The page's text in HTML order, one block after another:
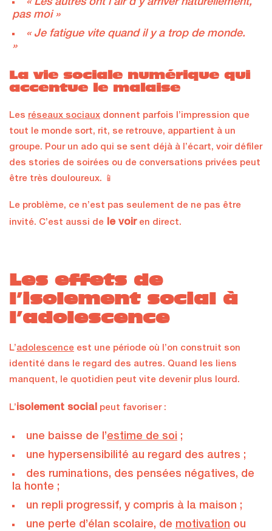
pas moi »
« Je fatigue vite quand il y a trop de monde.
»
La vie sociale numérique qui
accentue le malaise
Les réseaux sociaux donnent parfois l’impression que
tout le monde sort, rit, se retrouve, appartient à un
groupe. Pour un ado qui se sent déjà à l’écart, voir défiler
des stories de soirées ou de conversations privées peut
être très douloureux. 📱
Le problème, ce n’est pas seulement de ne pas être
invité. C’est aussi de le voiren direct.
Les effets de
l’isolement social à
l’adolescence
L’adolescence est une période où l’on construit son
identité dans le regard des autres. Quand les liens
manquent, le quotidien peut vite devenir plus lourd.
L’isolement social peut favoriser :
une baisse de l’estime de soi ;
une hypersensibilité au regard des autres ;
des ruminations, des pensées négatives, de
la honte ;
un repli progressif, y compris à la maison ;
une perte d’élan scolaire, de motivation ou